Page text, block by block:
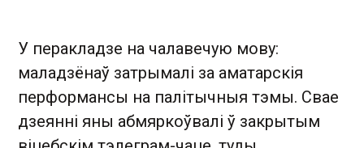
У перакладзе на чалавечую мову:
маладзёнаў затрымалі за аматарскія
перформансы на палітычныя тэмы. Свае
дзеянні яны абмяркоўвалі ў закрытым